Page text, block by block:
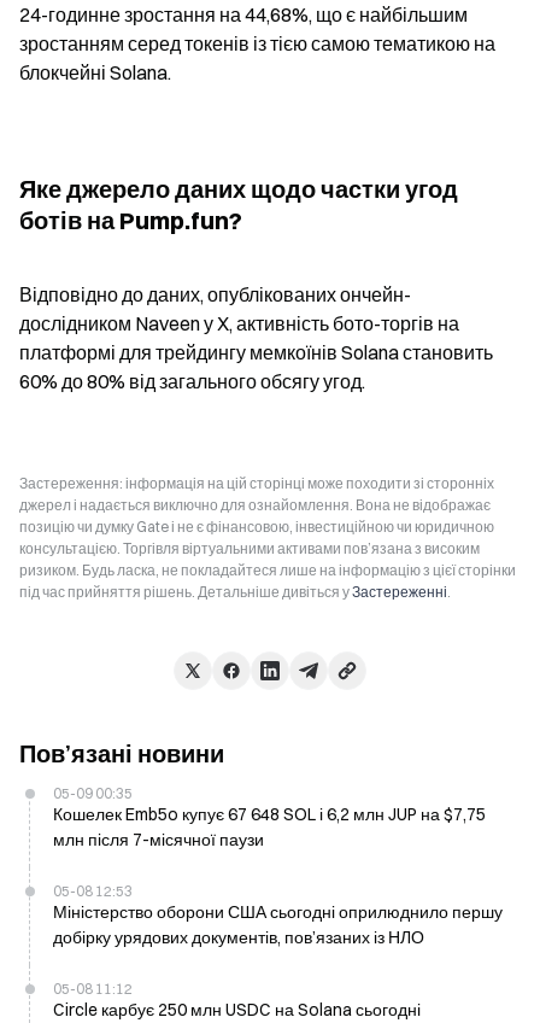
24-годинне зростання на 44,68%, що є найбільшим
зростанням серед токенів із тією самою тематикою на
блокчейні Solana.
Яке джерело даних щодо частки угод
ботів на Pump.fun?
Відповідно до даних, опублікованих ончейн-
дослідником Naveen у X, активність бото-торгів на
платформі для трейдингу мемкоїнів Solana становить
60% до 80% від загального обсягу угод.
Застереження: інформація на цій сторінці може походити зі сторонніх
джерел і надається виключно для ознайомлення. Вона не відображає
позицію чи думку Gate і не є фінансовою, інвестиційною чи юридичною
консультацією. Торгівля віртуальними активами пов’язана з високим
ризиком. Будь ласка, не покладайтеся лише на інформацію з цієї сторінки
під час прийняття рішень. Детальніше дивіться уЗастереженні.
Пов’язані новини
05-09 00:35
Кошелек Emb5o купує 67 648 SOL і 6,2 млн JUP на $7,75
млн після 7-місячної паузи
05-08 12:53
Міністерство оборони США сьогодні оприлюднило першу
добірку урядових документів, пов’язаних із НЛО
05-08 11:12
Circle карбує 250 млн USDC на Solana сьогодні